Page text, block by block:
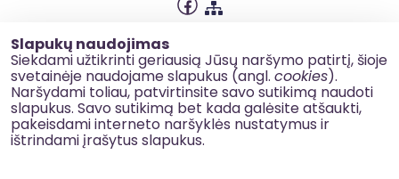
Slapukų naudojimas
Siekdami užtikrinti geriausią Jūsų naršymo patirtį, šioje
svetainėje naudojame slapukus (angl. cookies).
Naršydami toliau, patvirtinsite savo sutikimą naudoti
slapukus. Savo sutikimą bet kada galėsite atšaukti,
pakeisdami interneto naršyklės nustatymus ir
ištrindami įrašytus slapukus.
Slapukų naudojimas
Korupcijos prevencija
Kontaktai